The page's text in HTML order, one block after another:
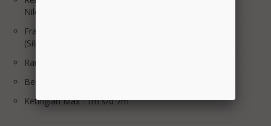
Nilon
Frame list sisi Panel : Alumunium Natural Anodized
(Silper almunium CR.3)
Rangka Panel : Holo hitam 4 x 4 T.1mm
Berat Panel /m2 : 15Kg/m2
Ketingian Max : 1m s/d 7m